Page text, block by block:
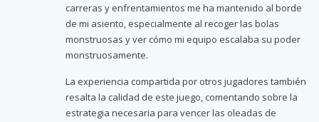
carreras y enfrentamientos me ha mantenido al borde
de mi asiento, especialmente al recoger las bolas
monstruosas y ver cómo mi equipo escalaba su poder
monstruosamente.
La experiencia compartida por otros jugadores también
resalta la calidad de este juego, comentando sobre la
estrategia necesaria para vencer las oleadas de